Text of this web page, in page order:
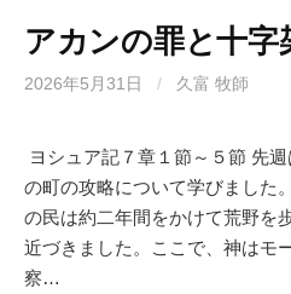
アカンの罪と十字
2026年5月31日 / 久富 牧師
ヨシュア記７章１節～５節 先
の町の攻略について学びました
の民は約二年間をかけて荒野を
近づきました。ここで、神はモ
察…